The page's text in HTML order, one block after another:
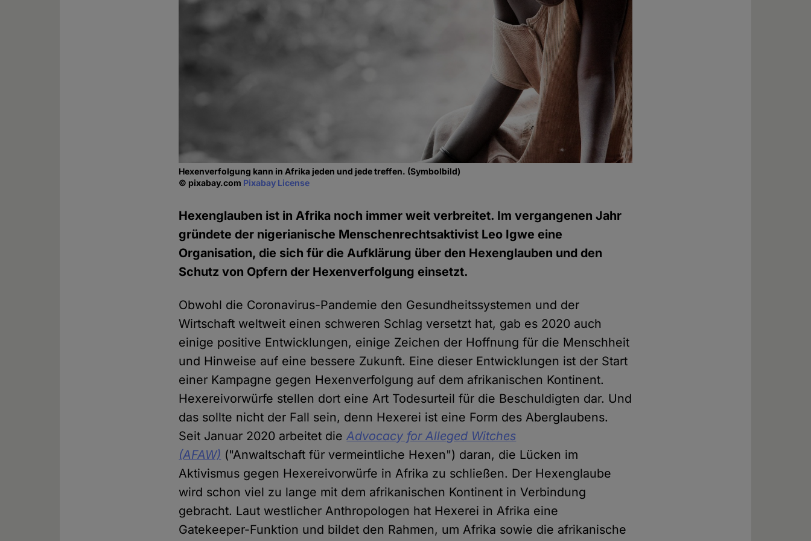
Hexenverfolgung kann in Afrika jeden und jede treffen. (Symbolbild)
© pixabay.com Pixabay License
Hexenglauben ist in Afrika noch immer weit verbreitet. Im vergangenen Jahr
gründete der nigerianische Menschenrechtsaktivist Leo Igwe eine
Organisation, die sich für die Aufklärung über den Hexenglauben und den
Schutz von Opfern der Hexenverfolgung einsetzt.
Obwohl die Coronavirus-Pandemie den Gesundheitssystemen und der
Wirtschaft weltweit einen schweren Schlag versetzt hat, gab es 2020 auch
einige positive Entwicklungen, einige Zeichen der Hoffnung für die Menschheit
und Hinweise auf eine bessere Zukunft. Eine dieser Entwicklungen ist der Start
einer Kampagne gegen Hexenverfolgung auf dem afrikanischen Kontinent.
Hexereivorwürfe stellen dort eine Art Todesurteil für die Beschuldigten dar. Und
das sollte nicht der Fall sein, denn Hexerei ist eine Form des Aberglaubens.
Seit Januar 2020 arbeitet dieAdvocacy for Alleged Witches
(AFAW) ("Anwaltschaft für vermeintliche Hexen") daran, die Lücken im
Aktivismus gegen Hexereivorwürfe in Afrika zu schließen. Der Hexenglaube
wird schon viel zu lange mit dem afrikanischen Kontinent in Verbindung
gebracht. Laut westlicher Anthropologen hat Hexerei in Afrika eine
Gatekeeper-Funktion und bildet den Rahmen, um Afrika sowie die afrikanische